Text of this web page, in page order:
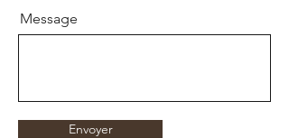
Message
Envoyer